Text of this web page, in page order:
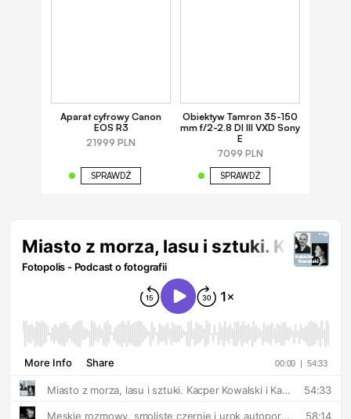
Aparat cyfrowy Canon
EOS R3
21999 PLN
SPRAWDŹ
Obiektyw Tamron 35-150
mm f/2-2.8 DI III VXD Sony
E
7099 PLN
SPRAWDŹ